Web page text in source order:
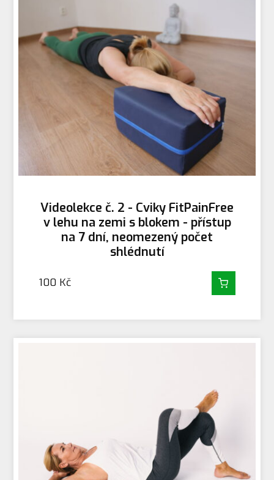
Videolekce č. 2 - Cviky FitPainFree
v lehu na zemi s blokem - přístup
na 7 dní, neomezený počet
shlédnutí
100 Kč